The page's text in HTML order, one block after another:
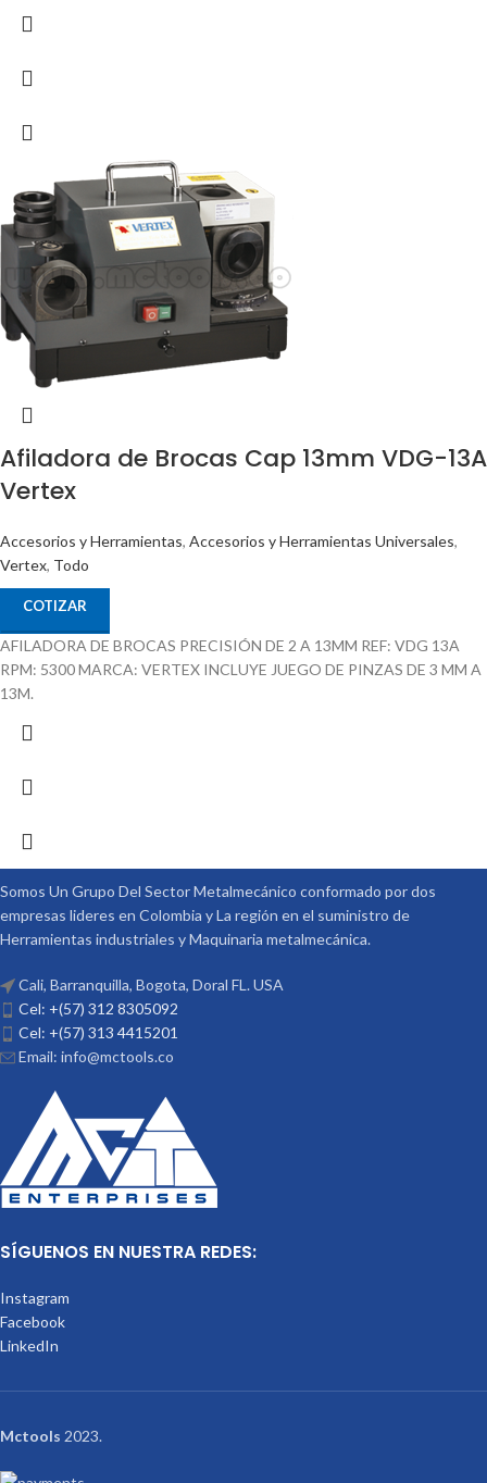
Afiladora de Brocas Cap 13mm VDG-13A
Vertex
Accesorios y Herramientas, Accesorios y Herramientas Universales,
Vertex, Todo
COTIZAR
AFILADORA DE BROCAS PRECISIÓN DE 2 A 13MM REF: VDG 13A
RPM: 5300 MARCA: VERTEX INCLUYE JUEGO DE PINZAS DE 3 MM A
13M.
Somos Un Grupo Del Sector Metalmecánico conformado por dos
empresas lideres en Colombia y La región en el suministro de
Herramientas industriales y Maquinaria metalmecánica.
Cali, Barranquilla, Bogota, Doral FL. USA
Cel: +(57) 312 8305092
Cel: +(57) 313 4415201
Email: info@mctools.co
SÍGUENOS EN NUESTRA REDES:
Instagram
Facebook
LinkedIn
Mctools 2023.